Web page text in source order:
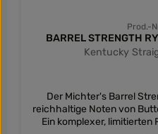
Prod.-
BARREL STRENGTH
Kentucky
Der Michter's Barrel
reichhaltige Noten von
Ein komplexer, limitierten